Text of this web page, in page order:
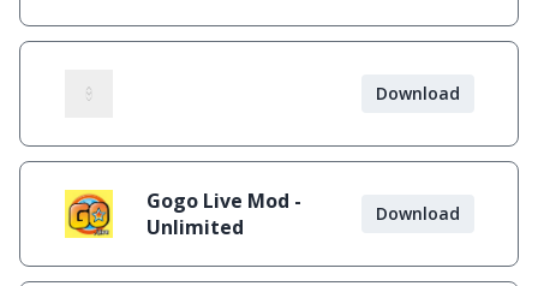
Download
Gogo Live Mod -
Unlimited
Download